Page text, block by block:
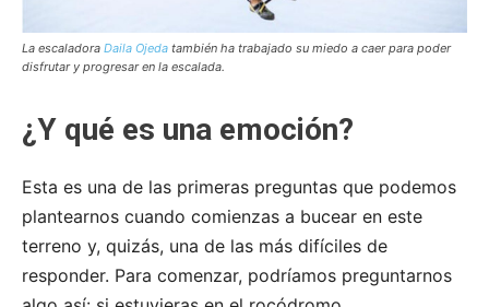
La escaladora Daila Ojeda también ha trabajado su miedo a caer para poder
disfrutar y progresar en la escalada.
¿Y qué es una emoción?
Esta es una de las primeras preguntas que podemos
plantearnos cuando comienzas a bucear en este
terreno y, quizás, una de las más difíciles de
responder. Para comenzar, podríamos preguntarnos